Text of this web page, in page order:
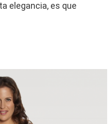
elegancia, es que